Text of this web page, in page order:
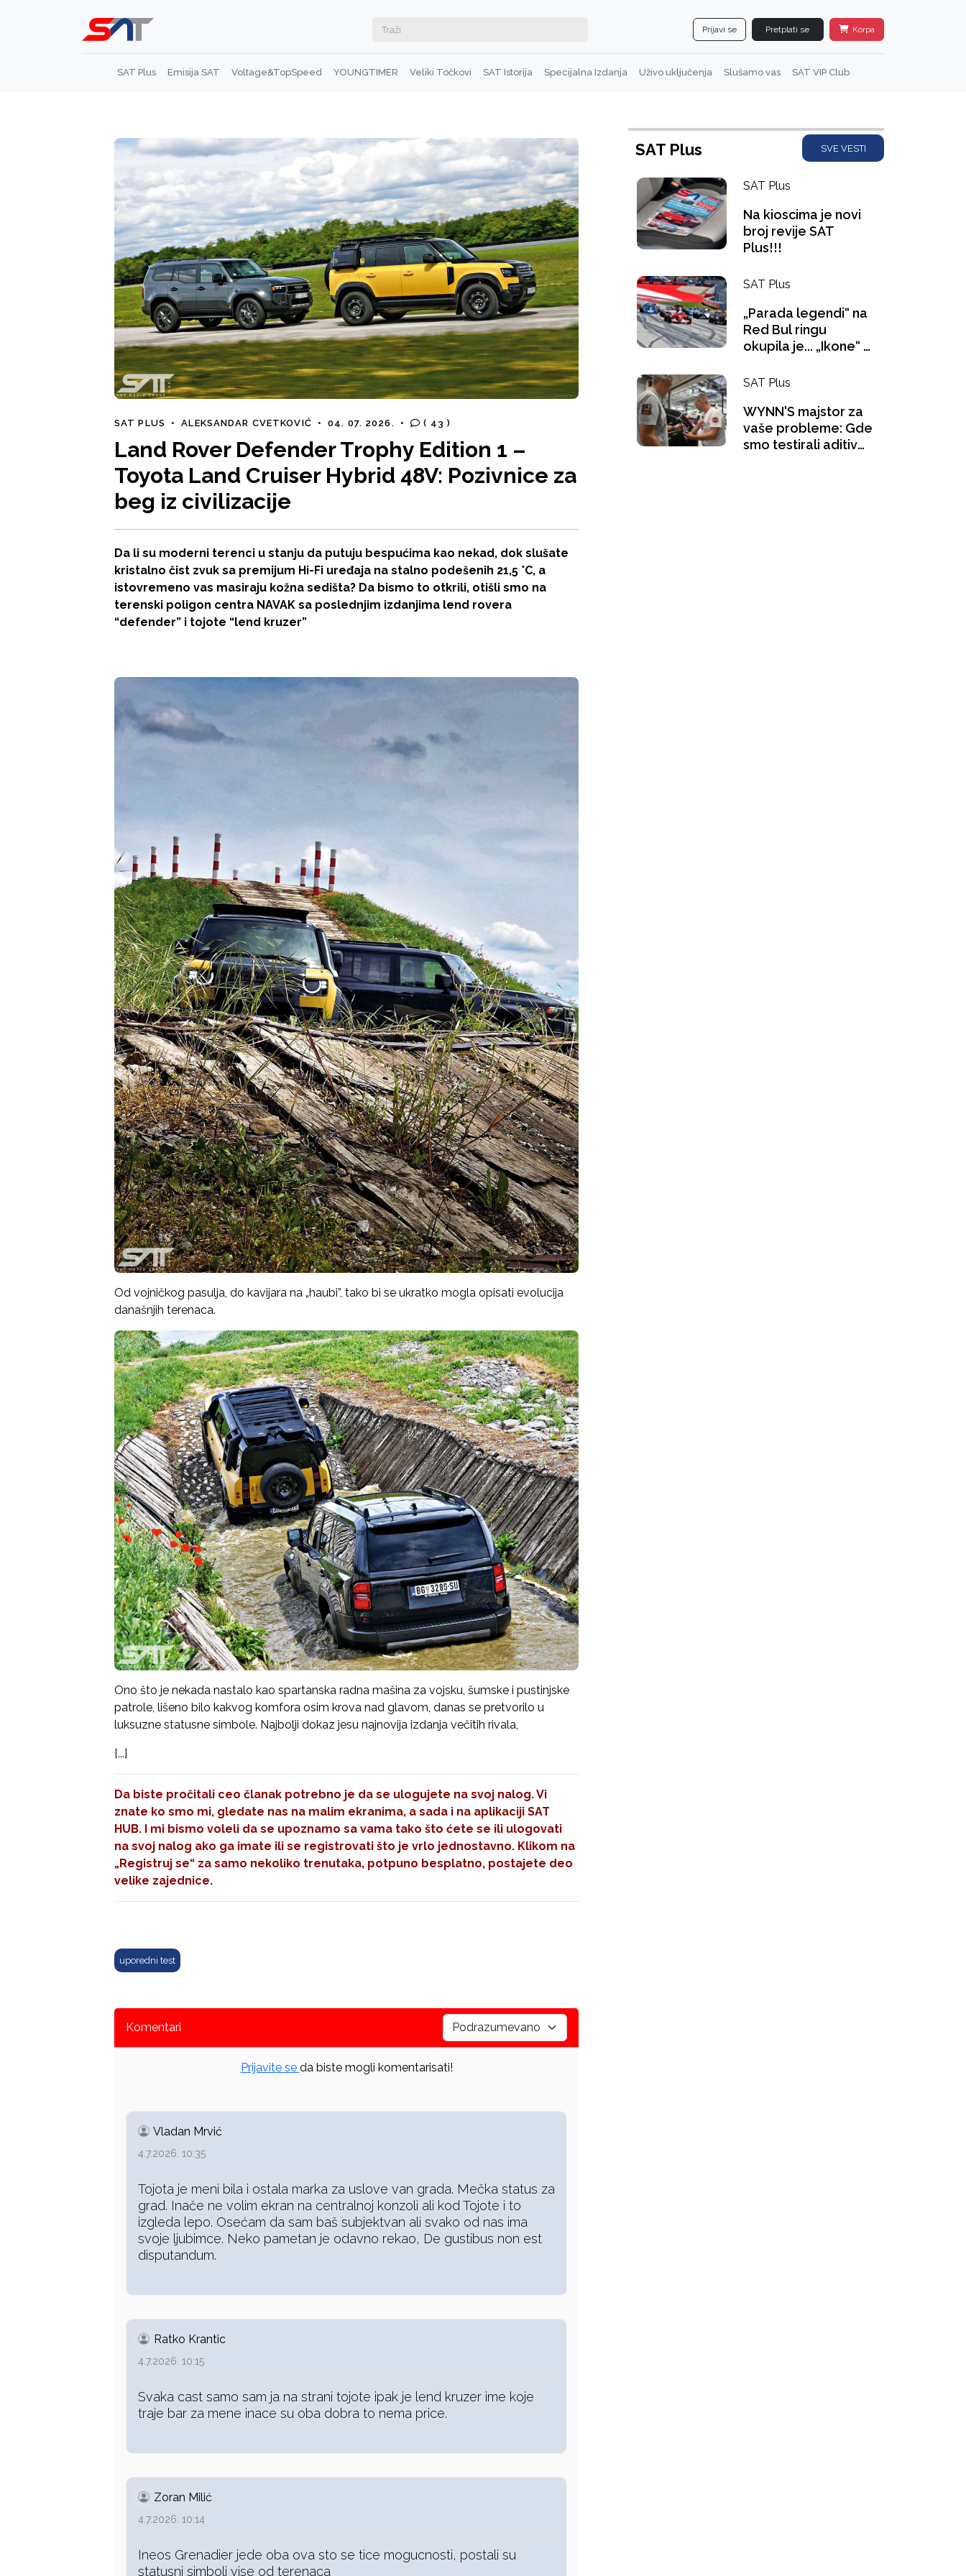
Prijavi se Pretplati se Korpa
SAT Plus Emisija SAT Voltage&TopSpeed YOUNGTIMER Veliki Točkovi SAT Istorija Specijalna Izdanja Uživo uključenja Slušamo vas SAT VIP Club
SAT PLUS • ALEKSANDAR CVETKOVIĆ • 04. 07. 2026. • ( 43 )
Land Rover Defender Trophy Edition 1 –
Toyota Land Cruiser Hybrid 48V: Pozivnice za
beg iz civilizacije
Da li su moderni terenci u stanju da putuju bespućima kao nekad, dok slušate
kristalno čist zvuk sa premijum Hi-Fi uređaja na stalno podešenih 21,5 °C, a
istovremeno vas masiraju kožna sedišta? Da bismo to otkrili, otišli smo na
terenski poligon centra NAVAK sa poslednjim izdanjima lend rovera
“defender” i tojote “lend kruzer”
Od vojničkog pasulja, do kavijara na „haubi”, tako bi se ukratko mogla opisati evolucija
današnjih terenaca.
Ono što je nekada nastalo kao spartanska radna mašina za vojsku, šumske i pustinjske
patrole, lišeno bilo kakvog komfora osim krova nad glavom, danas se pretvorilo u
luksuzne statusne simbole. Najbolji dokaz jesu najnovija izdanja večitih rivala,
[...]
Da biste pročitali ceo članak potrebno je da se ulogujete na svoj nalog. Vi
znate ko smo mi, gledate nas na malim ekranima, a sada i na aplikaciji SAT
HUB. I mi bismo voleli da se upoznamo sa vama tako što ćete se ili ulogovati
na svoj nalog ako ga imate ili se registrovati što je vrlo jednostavno. Klikom na
„Registruj se“ za samo nekoliko trenutaka, potpuno besplatno, postajete deo
velike zajednice.
uporedni test
Komentari
Prijavite se da biste mogli komentarisati!
Vladan Mrvić
4.7.2026. 10:35
Tojota je meni bila i ostala marka za uslove van grada. Mečka status za
grad. Inače ne volim ekran na centralnoj konzoli ali kod Tojote i to
izgleda lepo. Osećam da sam baš subjektvan ali svako od nas ima
svoje ljubimce. Neko pametan je odavno rekao, De gustibus non est
disputandum.
Ratko Krantic
4.7.2026. 10:15
Svaka cast samo sam ja na strani tojote ipak je lend kruzer ime koje
traje bar za mene inace su oba dobra to nema price.
Zoran Milić
4.7.2026. 10:14
Ineos Grenadier jede oba ova sto se tice mogucnosti, postali su
statusni simboli vise od terenaca
SAT Plus SVE VESTI
SAT Plus
Na kioscima je novi
broj revije SAT
Plus!!!
SAT Plus
„Parada legendi“ na
Red Bul ringu
okupila je... „Ikone“ u
SAT Plus
WYNN'S majstor za
vaše probleme: Gde
smo testirali aditiv